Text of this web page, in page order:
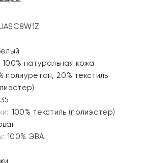
100% натуральная кожа
полиуретан, 20% текстиль
100% текстиль (полиэстер)
100% ЭВА